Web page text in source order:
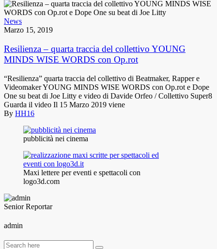
News
Marzo 15, 2019
Resilienza – quarta traccia del collettivo YOUNG
MINDS WISE WORDS con Op.rot
“Resilienza” quarta traccia del collettivo di Beatmaker, Rapper e
Videomaker YOUNG MINDS WISE WORDS con Op.rot e Dope
One su beat di Joe Litty e video di Davide Orfeo / Collettivo Super8
Guarda il video Il 15 Marzo 2019 viene
By HH16
pubblicità nei cinema
Maxi lettere per eventi e spettacoli con
logo3d.com
Senior Reportar
admin